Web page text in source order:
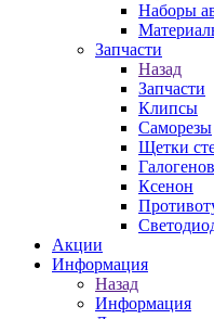
Наборы
Запчасти
Назад
Запчасти
Клипсы
Саморезы
Щетки
Ксенон
Акции
Информация
Назад
Информация